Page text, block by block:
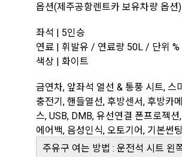
옵션(제주공항렌트카 보유차량 옵션)
좌석 | 5인승
연료 | 휘발유 / 연료량 50L / 단위 %
색상 | 화이트
금연차, 앞좌석 열선 & 통풍 시트, 스
충전기, 핸들열선, 후방센서, 후방카
스, USB, DMB, 유선연결 폰프로젝션
에어백, 음성인식, 오토기어, 기본썬팅
주유구 여는 방법 : 운전석 시트 왼